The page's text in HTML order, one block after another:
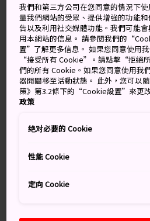
Aka, Zamami, Shimajiri-
在 Google 地圖上檢視
取得轉乘資訊
關鍵字
優美的阿嘉島海
愛情故事
前往阿嘉島
的東北海岸，這
我們和第三方公司在您同意的情況下
量我們網站的受眾、提供增強的功能
告以及利用社交媒體功能。我們可能
用本網站的信息。 請參閱我們的
置”了解更多信息。 如果您同意使用
“接受所有 Cookie”。請點擊“拒絕
們的所有 Cookie。如果您同意使用我
器開關移至活動狀態。 此外，您可以
策》第3.2條下的“Cookie設置”來更
政策
绝对必要的 Cookie
性能 Cookie
定向 Cookie